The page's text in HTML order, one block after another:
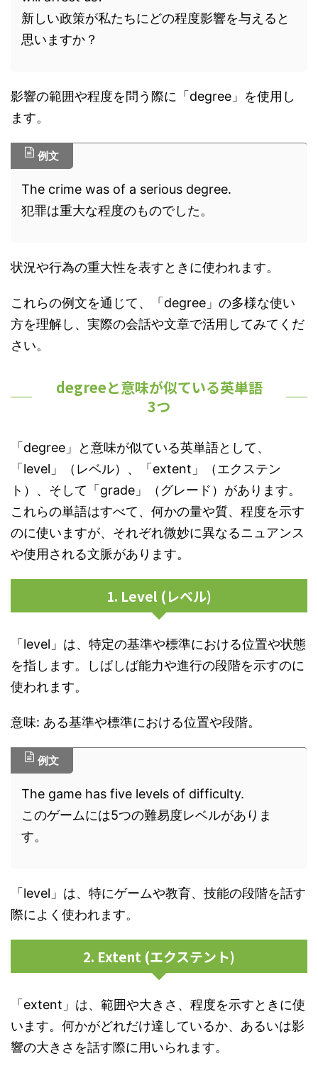
新しい政策が私たちにどの程度影響を与えると
思いますか？
影響の範囲や程度を問う際に「degree」を使用し
ます。
例文
The crime was of a serious degree.
犯罪は重大な程度のものでした。
状況や行為の重大性を表すときに使われます。
これらの例文を通じて、「degree」の多様な使い
方を理解し、実際の会話や文章で活用してみてくだ
さい。
degreeと意味が似ている英単語
3つ
「degree」と意味が似ている英単語として、
「level」（レベル）、「extent」（エクステン
ト）、そして「grade」（グレード）があります。
これらの単語はすべて、何かの量や質、程度を示す
のに使いますが、それぞれ微妙に異なるニュアンス
や使用される文脈があります。
1. Level (レベル)
「level」は、特定の基準や標準における位置や状態
を指します。しばしば能力や進行の段階を示すのに
使われます。
意味: ある基準や標準における位置や段階。
例文
The game has five levels of difficulty.
このゲームには5つの難易度レベルがありま
す。
「level」は、特にゲームや教育、技能の段階を話す
際によく使われます。
2. Extent (エクステント)
「extent」は、範囲や大きさ、程度を示すときに使
います。何かがどれだけ達しているか、あるいは影
響の大きさを話す際に用いられます。